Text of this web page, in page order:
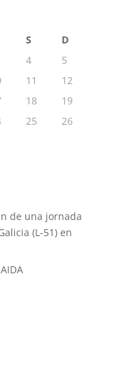
S
D
4
5
11
12
18
19
25
26
de una jornada
(L-51) en